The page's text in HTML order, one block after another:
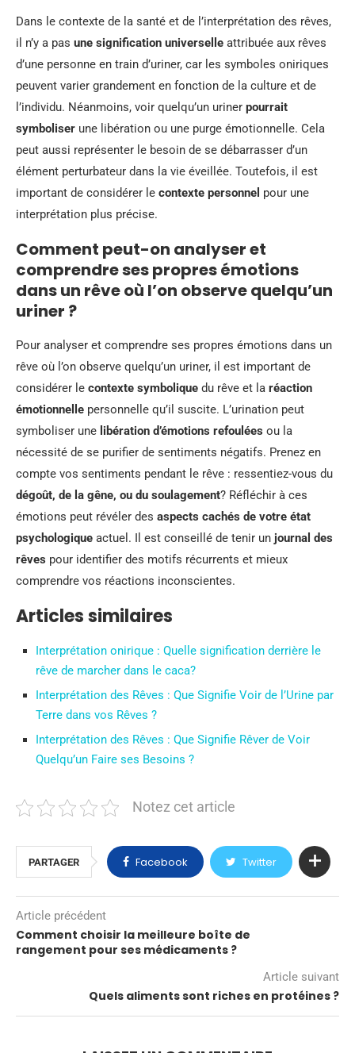
Dans le contexte de la santé et de l’interprétation des rêves,
il n’y a pas une signification universelle attribuée aux rêves
d’une personne en train d’uriner, car les symboles oniriques
peuvent varier grandement en fonction de la culture et de
l’individu. Néanmoins, voir quelqu’un uriner pourrait
symboliser une libération ou une purge émotionnelle. Cela
peut aussi représenter le besoin de se débarrasser d’un
élément perturbateur dans la vie éveillée. Toutefois, il est
important de considérer le contexte personnel pour une
interprétation plus précise.
Comment peut-on analyser et
comprendre ses propres émotions
dans un rêve où l’on observe quelqu’un
uriner ?
Pour analyser et comprendre ses propres émotions dans un
rêve où l’on observe quelqu’un uriner, il est important de
considérer le contexte symbolique du rêve et la réaction
émotionnelle personnelle qu’il suscite. L’urination peut
symboliser une libération d’émotions refoulées ou la
nécessité de se purifier de sentiments négatifs. Prenez en
compte vos sentiments pendant le rêve : ressentiez-vous du
dégoût, de la gêne, ou du soulagement? Réfléchir à ces
émotions peut révéler des aspects cachés de votre état
psychologique actuel. Il est conseillé de tenir un journal des
rêves pour identifier des motifs récurrents et mieux
comprendre vos réactions inconscientes.
Articles similaires
Interprétation onirique : Quelle signification derrière le
rêve de marcher dans le caca?
Interprétation des Rêves : Que Signifie Voir de l’Urine par
Terre dans vos Rêves ?
Interprétation des Rêves : Que Signifie Rêver de Voir
Quelqu’un Faire ses Besoins ?
Notez cet article
PARTAGER Facebook Twitter
Article précédent
Comment choisir la meilleure boîte de
rangement pour ses médicaments ?
Article suivant
Quels aliments sont riches en protéines ?